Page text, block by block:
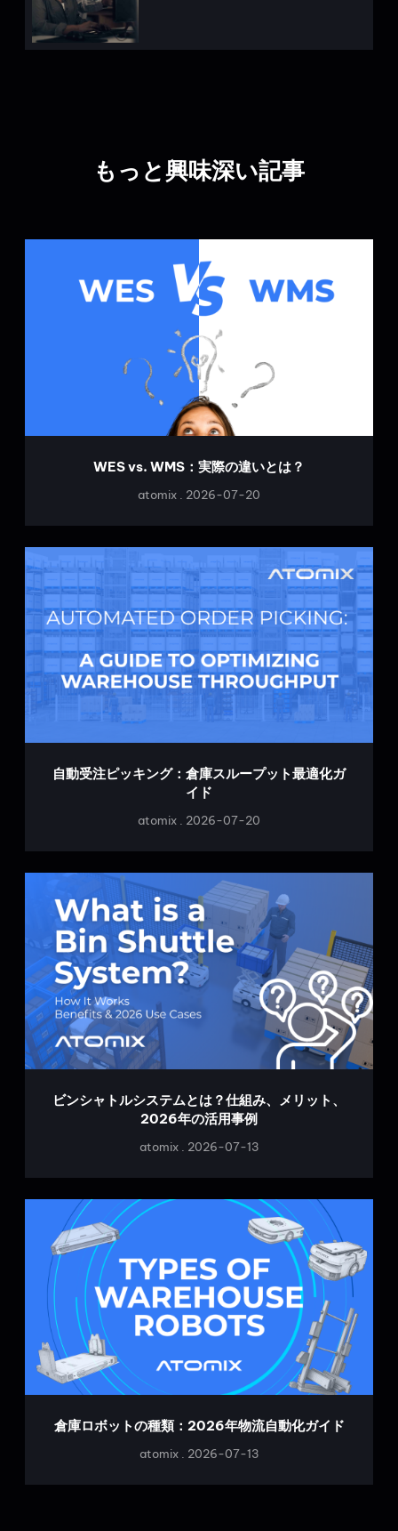
もっと興味深い記事
WES vs. WMS：実際の違いとは？
atomix 2026-07-20
自動受注ピッキング：倉庫スループット最適化ガ
イド
atomix 2026-07-20
ビンシャトルシステムとは？仕組み、メリット、
2026年の活用事例
atomix 2026-07-13
倉庫ロボットの種類：2026年物流自動化ガイド
atomix 2026-07-13